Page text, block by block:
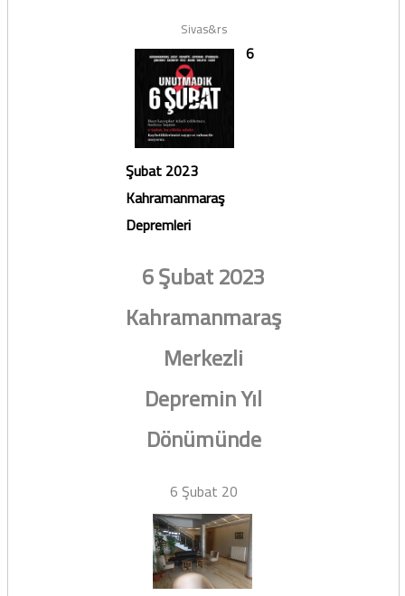
Sivas&rs
6
Şubat 2023
Kahramanmaraş
Depremleri
6 Şubat 2023
Kahramanmaraş
Merkezli
Depremin Yıl
Dönümünde
6 Şubat 20